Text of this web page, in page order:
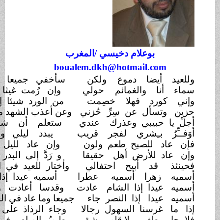
بوعلام دخيسي /المغرب
boualem.dkh@hotmail.com
أيضا دموعولكن
والغمائمحولي
فهلا
خصِمت
عن سِرِّحُزني
حبيبي وعذرك عندي
بـِشري لفجر قريب
للصبح طعم ولون
للأرض أهل
حقيقا
قد أبيح احتفالي
زهرا أسميه عطرا
إذا الشام عادت
إذا النصر جاء
السهول رجالا
سأخفي جميعا وأهديك بسمهْ
وإن رُمت غيثا وهبتك
غيمه
من الورد شيئا إذا رُمتَ شمه
وعن أعذب الشهد ما ذقتُطـَعْمه
ستعلم أن شجونيلِحِكمه
يبدد ليلي و يُشهر حُلمه
وإن عاد لليل ستر
وحُرمه
و رَدَّ إلى البدر أهلوك رسمه
وأختار للعيد في المحفل اْسْمه
أسميه عيدا إذا صنتُ صومه
وقدسا أعادت وأفراحبورمه
جميعا وما عاد في الشمس ظـُـلمَه
وجاء الرذاذ على الرحب رحمه